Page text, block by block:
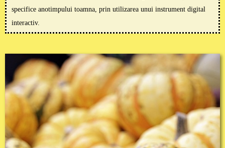
specifice anotimpului toamna, prin utilizarea unui instrument digital
interactiv.